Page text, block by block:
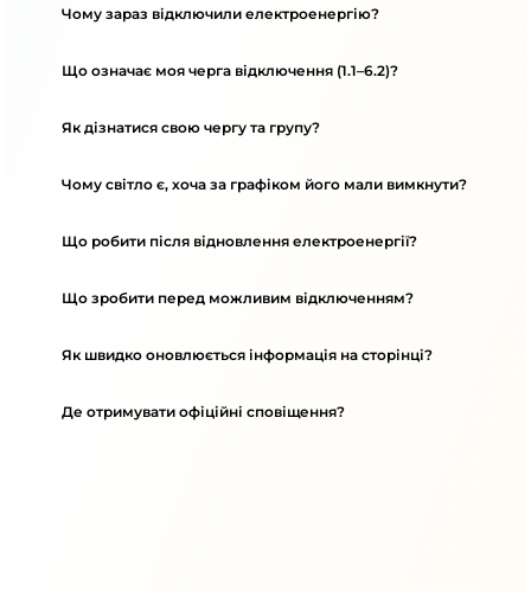
Чому зараз відключили електроенергію?
Що означає моя черга відключення (1.1–6.2)?
Як дізнатися свою чергу та групу?
Чому світло є, хоча за графіком його мали вимкнути?
Що робити після відновлення електроенергії?
Що зробити перед можливим відключенням?
Як швидко оновлюється інформація на сторінці?
Де отримувати офіційні сповіщення?